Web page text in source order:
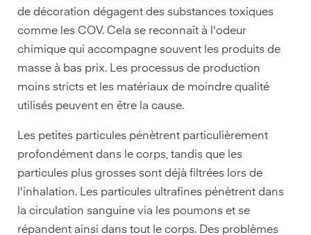
de décoration dégagent des substances toxiques
comme les COV. Cela se reconnaît à l'odeur
chimique qui accompagne souvent les produits de
masse à bas prix. Les processus de production
moins stricts et les matériaux de moindre qualité
utilisés peuvent en être la cause.
Les petites particules pénètrent particulièrement
profondément dans le corps, tandis que les
particules plus grosses sont déjà filtrées lors de
l'inhalation. Les particules ultrafines pénètrent dans
la circulation sanguine via les poumons et se
répandent ainsi dans tout le corps. Des problèmes